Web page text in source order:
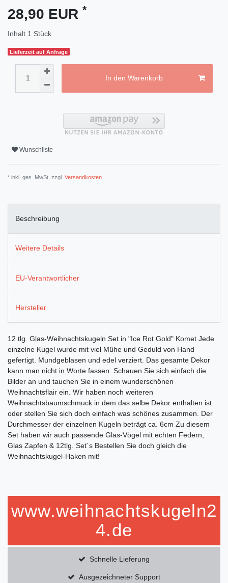
28,90 EUR *
Inhalt 1 Stück
Lieferzeit auf Anfrage
In den Warenkorb
Wunschliste
* inkl. ges. MwSt. zzgl. Versandkosten
Beschreibung
Weitere Details
EU-Verantwortlicher
Hersteller
12 tlg. Glas-Weihnachtskugeln Set in "Ice Rot Gold" Komet Jede
einzelne Kugel wurde mit viel Mühe und Geduld von Hand
gefertigt. Mundgeblasen und edel verziert. Das gesamte Dekor
kann man nicht in Worte fassen. Schauen Sie sich einfach die
Bilder an und tauchen Sie in einem wunderschönen
Weihnachtsflair ein. Wir haben noch weiteren
Weihnachtsbaumschmuck in dem das selbe Dekor enthalten ist
oder stellen Sie sich doch einfach was schönes zusammen. Der
Durchmesser der einzelnen Kugeln beträgt ca. 6cm Zu diesem
Set haben wir auch passende Glas-Vögel mit echten Federn,
Glas Zapfen & 12tlg. Set´s Bestellen Sie doch gleich die
Weihnachtskugel-Haken mit!
www.weihnachtskugeln2
4.de
Schnelle Lieferung
Ausgezeichneter Support